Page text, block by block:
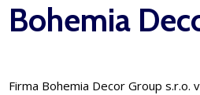
Bohemia
Firma Bohemia Decor Group s.r.o.